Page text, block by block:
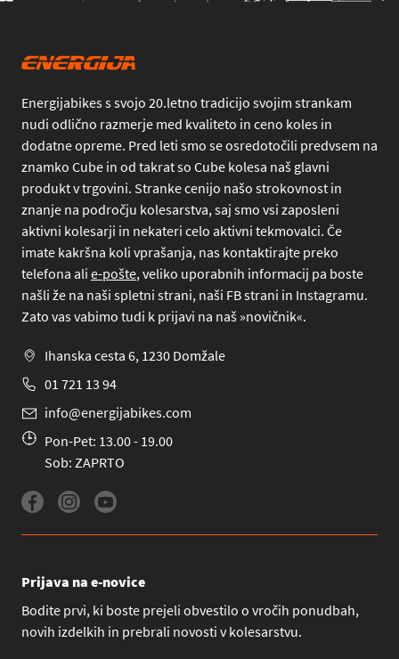
Energijabikes s svojo 20.letno tradicijo svojim strankam
nudi odlično razmerje med kvaliteto in ceno koles in
dodatne opreme. Pred leti smo se osredotočili predvsem na
znamko Cube in od takrat so Cube kolesa naš glavni
produkt v trgovini. Stranke cenijo našo strokovnost in
znanje na področju kolesarstva, saj smo vsi zaposleni
aktivni kolesarji in nekateri celo aktivni tekmovalci. Če
imate kakršna koli vprašanja, nas kontaktirajte preko
telefona ali e-pošte, veliko uporabnih informacij pa boste
našli že na naši spletni strani, naši FB strani in Instagramu.
Zato vas vabimo tudi k prijavi na naš »novičnik«.
Ihanska cesta 6, 1230 Domžale
01 721 13 94
info@energijabikes.com
Pon-Pet: 13.00 - 19.00
Sob: ZAPRTO
Prijava na e-novice
Bodite prvi, ki boste prejeli obvestilo o vročih ponudbah,
novih izdelkih in prebrali novosti v kolesarstvu.